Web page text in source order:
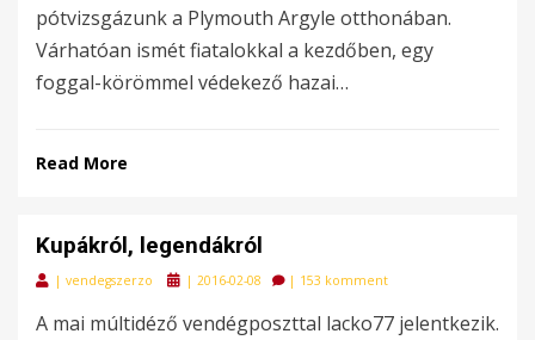
pótvizsgázunk a Plymouth Argyle otthonában.
Várhatóan ismét fiatalokkal a kezdőben, egy
foggal-körömmel védekező hazai…
Read More
Kupákról, legendákról
| vendegszerzo
Posted
| 2016-02-08 | 153 komment
A mai múltidéző vendégposzttal lacko77 jelentkezik.